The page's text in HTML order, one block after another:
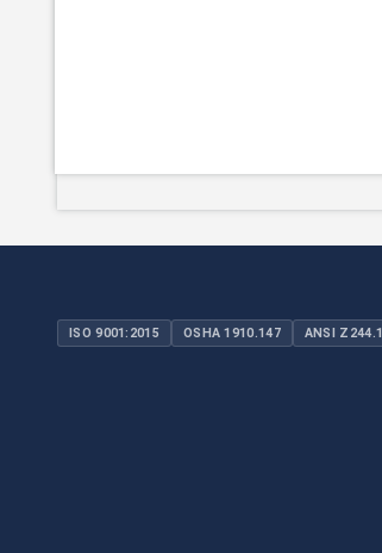
ISO 9001:2015 OSHA 1910.147 ANSI Z244.1